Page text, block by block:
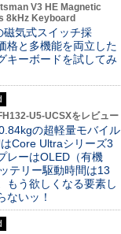
V3 HE Magnetic
8kHz Keyboard
磁気式スイッチ採
と多機能を両立した
キーボードを試してみ
U5-UCSXをレビュー
の超軽量モバイル
Core Ultraシリーズ3
レーはOLED（有機
テリー駆動時間は13
もう欲しくなる要素し
ないッ！